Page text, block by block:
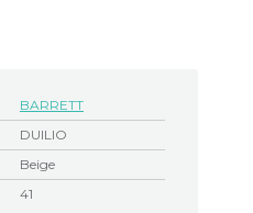
BARRETT
DUILIO
Beige
41